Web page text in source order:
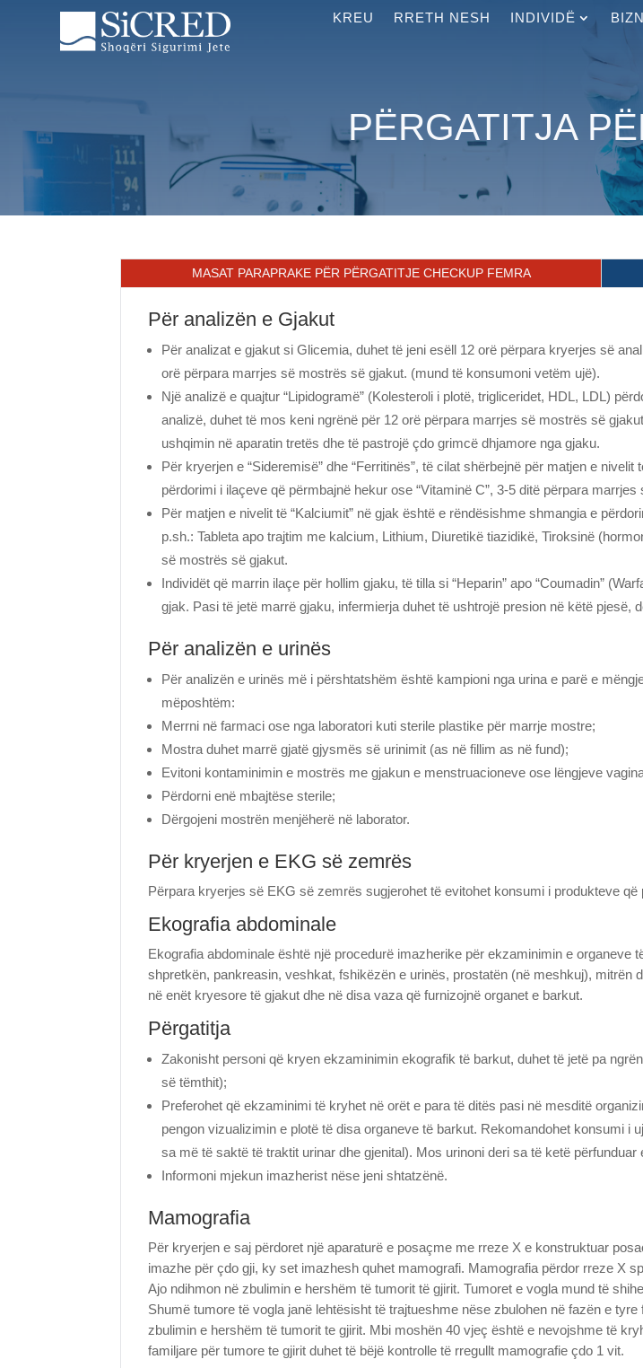
KREU RRETH NESH INDIVIDË
PËRGATITJA
MASAT PARAPRAKE PËR PËRGATITJE CHECKUP FEMRA
Për analizën e Gjakut
Për analizat e gjakut si Glicemia, duhet të jeni esëll 12 orë përpara kryerjes së
orë përpara marrjes së mostrës së gjakut. (mund të konsumoni vetëm ujë).
Një analizë e quajtur “Lipidogramë” (Kolesteroli i plotë, trigliceridet, HDL, LDL)
analizë, duhet të mos keni ngrënë për 12 orë përpara marrjes së mostrës së
ushqimin në aparatin tretës dhe të pastrojë çdo grimcë dhjamore nga gjaku.
Për kryerjen e “Sideremisë” dhe “Ferritinës”, të cilat shërbejnë për matjen e
përdorimi i ilaçeve që përmbajnë hekur ose “Vitaminë C”, 3-5 ditë përpara
Për matjen e nivelit të “Kalciumit” në gjak është e rëndësishme shmangia e
p.sh.: Tableta apo trajtim me kalcium, Lithium, Diuretikë tiazidikë, Tiroksinë
së mostrës së gjakut.
Individët që marrin ilaçe për hollim gjaku, të tilla si “Heparin” apo “Coumadin”
gjak. Pasi të jetë marrë gjaku, infermierja duhet të ushtrojë presion në këtë pjesë,
Për analizën e urinës
Për analizën e urinës më i përshtatshëm është kampioni nga urina e parë e
mëposhtëm:
Merrni në farmaci ose nga laboratori kuti sterile plastike për marrje mostre;
Mostra duhet marrë gjatë gjysmës së urinimit (as në fillim as në fund);
Evitoni kontaminimin e mostrës me gjakun e menstruacioneve ose lëngjeve
Përdorni enë mbajtëse sterile;
Dërgojeni mostrën menjëherë në laborator.
Për kryerjen e EKG së zemrës
Përpara kryerjes së EKG së zemrës sugjerohet të evitohet konsumi i produkteve që
Ekografia abdominale
Ekografia abdominale është një procedurë imazherike për ekzaminimin e organeve
shpretkën, pankreasin, veshkat, fshikëzën e urinës, prostatën (në meshkuj),
në enët kryesore të gjakut dhe në disa vaza që furnizojnë organet e barkut.
Përgatitja
Zakonisht personi që kryen ekzaminimin ekografik të barkut, duhet të jetë pa
së tëmthit);
Preferohet që ekzaminimi të kryhet në orët e para të ditës pasi në mesditë
pengon vizualizimin e plotë të disa organeve të barkut. Rekomandohet konsumi
sa më të saktë të traktit urinar dhe gjenital). Mos urinoni deri sa të ketë përfunduar
Informoni mjekun imazherist nëse jeni shtatzënë.
Mamografia
Për kryerjen e saj përdoret një aparaturë e posaçme me rreze X e konstruktuar
imazhe për çdo gji, ky set imazhesh quhet mamografi. Mamografia përdor rreze X
Ajo ndihmon në zbulimin e hershëm të tumorit të gjirit. Tumoret e vogla mund të
Shumë tumore të vogla janë lehtësisht të trajtueshme nëse zbulohen në fazën e
zbulimin e hershëm të tumorit te gjirit. Mbi moshën 40 vjeç është e nevojshme të
familjare për tumore te gjirit duhet të bëjë kontrolle të rregullt mamografie çdo 1 vit.